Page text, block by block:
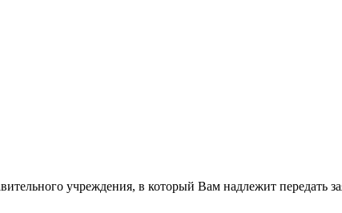
учреждения, в который Вам надлежит передать